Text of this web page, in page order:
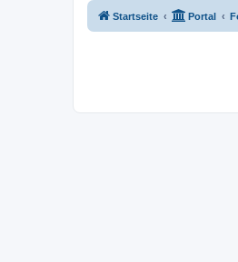
Startseite Portal